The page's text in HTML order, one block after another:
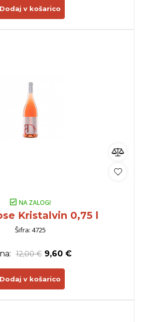
Dodaj v košarico
NA ZALOGI
Kristalvin 0,75 l
Šifra: 4725
12,00 € 9,60 €
Dodaj v košarico